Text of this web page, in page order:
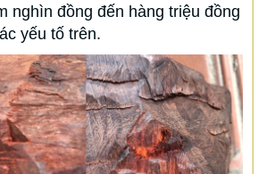
nghìn đồng đến hàng triệu đồng
yếu tố trên.